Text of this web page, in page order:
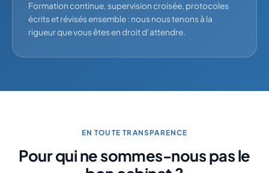
Formation continue, supervision croisée, protocoles
écrits et révisés ensemble : nous nous tenons à la
rigueur que vous êtes en droit d’attendre.
EN TOUTE TRANSPARENCE
Pour qui ne sommes-nous pas le